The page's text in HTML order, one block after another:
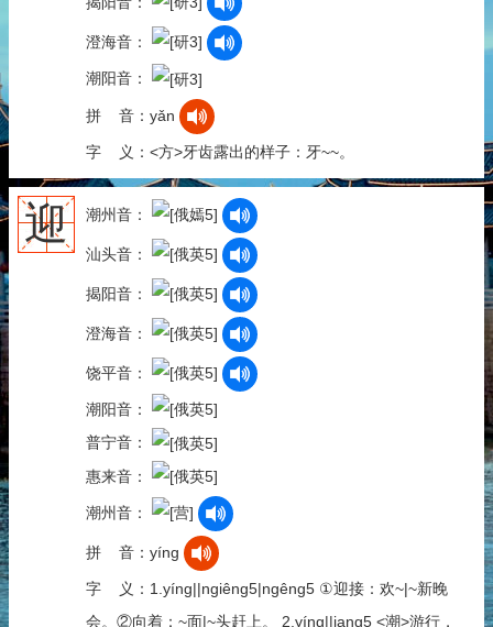
澄海音：
潮阳音：
拼 音：yǎn
字 义：<方>牙齿露出的样子：牙~~。
迎 潮州音：
汕头音：
揭阳音：
澄海音：
饶平音：
潮阳音：
普宁音：
惠来音：
潮州音：
拼 音：yíng
字 义：1.yíng||ngiêng5|ngêng5 ①迎接：欢~|~新晚
会。②向着：~面|~头赶上。 2.yíng||iang5 <潮>游行，